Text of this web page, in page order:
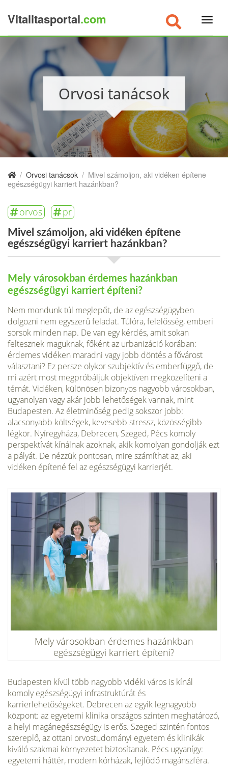
Vitalitasportal.com
Orvosi tanácsok
/ Orvosi tanácsok / Mivel számoljon, aki vidéken építene
egészségügyi karriert hazánkban?
orvos pr
Mivel számoljon, aki vidéken építene
egészségügyi karriert hazánkban?
Mely városokban érdemes hazánkban
egészségügyi karriert építeni?
Nem mondunk túl meglepőt, de az egészségügyben
dolgozni nem egyszerű feladat. Túlóra, felelősség, emberi
sorsok minden nap. De van egy kérdés, amit sokan
feltesznek maguknak, főként az urbanizáció korában:
érdemes vidéken maradni vagy jobb döntés a fővárost
választani? Ez persze olykor szubjektív és emberfüggő, de
mi azért most megpróbáljuk objektíven megközelíteni a
témát. Vidéken, különösen bizonyos nagyobb városokban,
ugyanolyan vagy akár jobb lehetőségek vannak, mint
Budapesten. Az életminőség pedig sokszor jobb:
alacsonyabb költségek, kevesebb stressz, közösségibb
légkör. Nyíregyháza, Debrecen, Szeged, Pécs komoly
perspektívát kínálnak azoknak, akik komolyan gondolják ezt
a pályát. De nézzük pontosan, mire számíthat az, aki
vidéken építené fel az egészségügyi karrierjét.
Mely városokban érdemes hazánkban
egészségügyi karriert építeni?
Budapesten kívül több nagyobb vidéki város is kínál
komoly egészségügyi infrastruktúrát és
karrierlehetőségeket. Debrecen az egyik legnagyobb
központ: az egyetemi klinika országos szinten meghatározó,
a helyi magánegészségügy is erős. Szeged szintén fontos
szereplő, az ottani orvostudományi egyetem és klinikák
kiváló szakmai környezetet biztosítanak. Pécs ugyanígy:
egyetemi háttér, modern kórházak, fejlődő magánszféra.
×